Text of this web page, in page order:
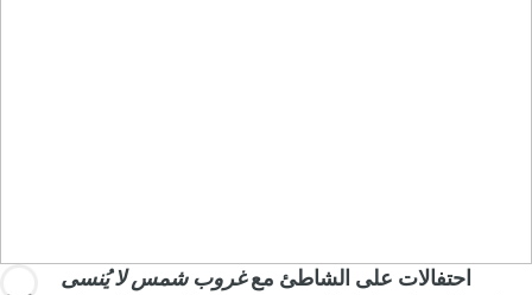
احتفالات على الشاطئ معغروب شمس لا يُنسى